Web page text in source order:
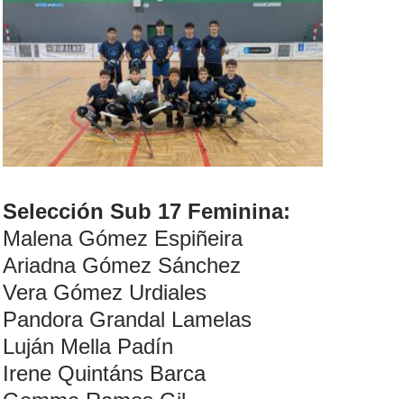
Selección Sub 17 Feminina:
Malena Gómez Espiñeira
Ariadna Gómez Sánchez
Vera Gómez Urdiales
Pandora Grandal Lamelas
Luján Mella Padín
Irene Quintáns Barca